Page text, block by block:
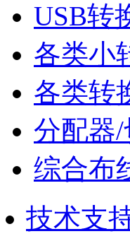
USB转
各类小
各类转
分配器/
综合布
技术支